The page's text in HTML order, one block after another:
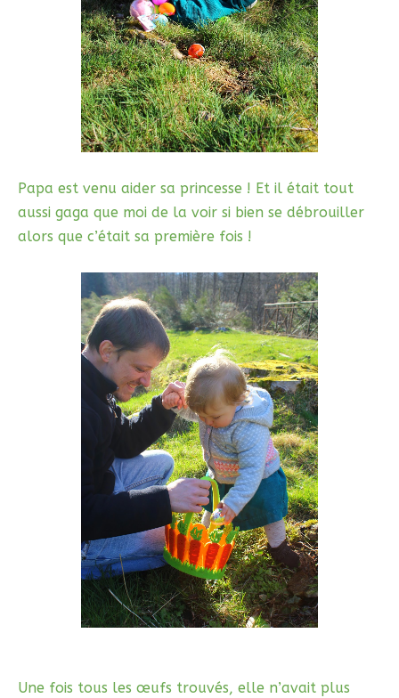
Papa est venu aider sa princesse ! Et il était tout
aussi gaga que moi de la voir si bien se débrouiller
alors que c’était sa première fois !
Une fois tous les œufs trouvés, elle n’avait plus